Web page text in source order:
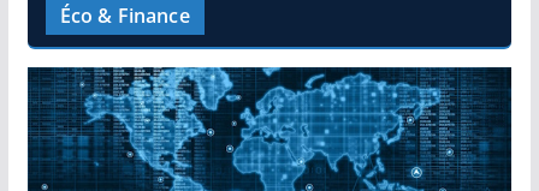
Éco & Finance